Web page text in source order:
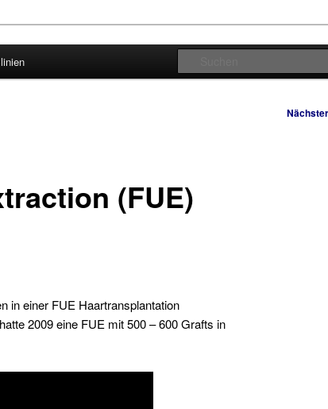
– Blog
Nächster
(FUE)
in einer FUE Haartransplantation
2009 eine FUE mit 500 – 600 Grafts in